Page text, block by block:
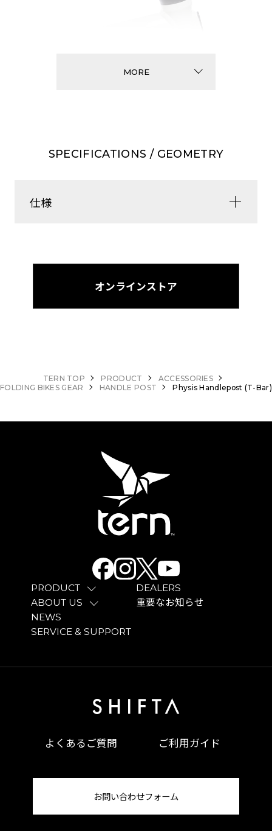
MORE
SPECIFICATIONS / GEOMETRY
仕様
オンラインストア
TERN TOP PRODUCT
ACCESSORIES
FOLDING BIKES GEAR
HANDLE POST Physis Handlepost (T-Bar)
PRODUCT
ABOUT US
NEWS
SERVICE & SUPPORT
DEALERS
重要なお知らせ
よくあるご質問 ご利用ガイド
お問い合わせフォーム